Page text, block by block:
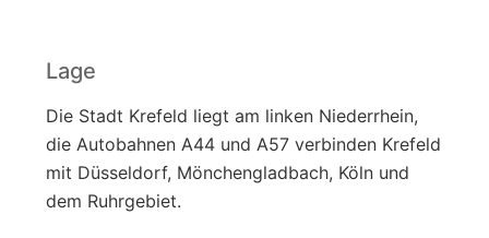
Lage
Die Stadt Krefeld liegt am linken Niederrhein,
die Autobahnen A44 und A57 verbinden Krefeld
mit Düsseldorf, Mönchengladbach, Köln und
dem Ruhrgebiet.